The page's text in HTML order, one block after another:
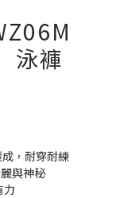
泳褲
，耐穿耐練
與神秘
力